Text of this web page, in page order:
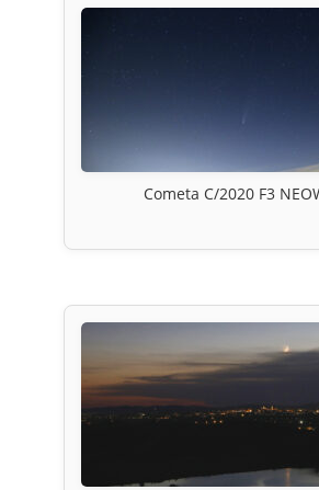
Cometa C/2020 F3